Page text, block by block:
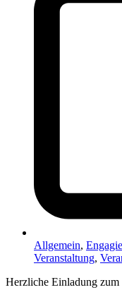
Allgemein,
Veranstaltung,
Herzliche Einladung